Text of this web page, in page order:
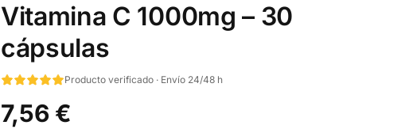
Vitamina C 1000mg – 30
cápsulas
Producto verificado · Envío 24/48 h
7,56 €